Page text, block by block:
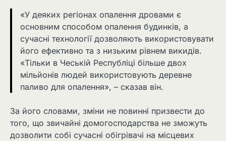
«У деяких регіонах опалення дровами є
основним способом опалення будинків, а
сучасні технології дозволяють використовувати
його ефективно та з низьким рівнем викидів.
«Тільки в Чеській Республіці більше двох
мільйонів людей використовують деревне
паливо для опалення», – сказав він.
За його словами, зміни не повинні призвести до
того, що звичайні домогосподарства не зможуть
дозволити собі сучасні обігрівачі на місцевих